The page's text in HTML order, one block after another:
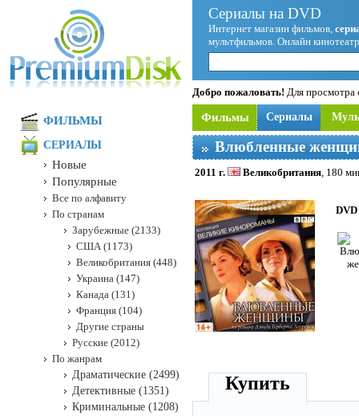
Сериалы на DVD
Интернет магазин фильмов,
мультфильмов. Онлайн
Добро пожаловать! Для просмотра
Фильмы Сериалы
Влюбленные
2011 г. Великобритания, 180
DVD
Купить
ФИЛЬМЫ
СЕРИАЛЫ
Новые
Популярные
Все по алфавиту
По странам
Зарубежные (2133)
США (1173)
Великобритания (448)
Украина (147)
Канада (131)
Франция (104)
Другие страны
Русские (2012)
По жанрам
Драматические (2499)
Детективные (1351)
Криминальные (1208)